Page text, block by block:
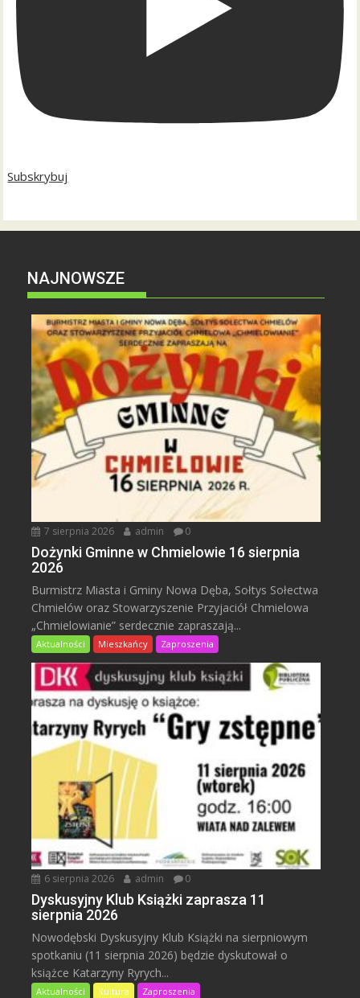
Subskrybuj
NAJNOWSZE
7 sierpnia 2026 admin 0
Dożynki Gminne w Chmielowie 16 sierpnia
2026
Burmistrz Miasta i Gminy Nowa Dęba, Sołtys Sołectwa
Chmielów oraz Stowarzyszenie Przyjaciół Chmielowa
„Chmielowianie” serdecznie zapraszają...
Aktualności Mieszkańcy Zaproszenia
6 sierpnia 2026 admin 0
Dyskusyjny Klub Książki zaprasza 11
sierpnia 2026
Nowodębski Dyskusyjny Klub Książki na sierpniowym
spotkaniu (11 sierpnia 2026) będzie dyskutował o
książce Katarzyny Ryrych...
Aktualności Kultura Zaproszenia